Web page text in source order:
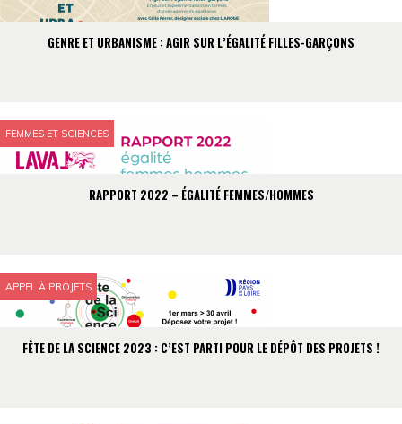
GENRE ET URBANISME : AGIR SUR L’ÉGALITÉ FILLES-GARÇONS
FEMMES ET SCIENCES
RAPPORT 2022 – ÉGALITÉ FEMMES/HOMMES
APPEL À PROJETS
FÊTE DE LA SCIENCE 2023 : C’EST PARTI POUR LE DÉPÔT DES PROJETS !